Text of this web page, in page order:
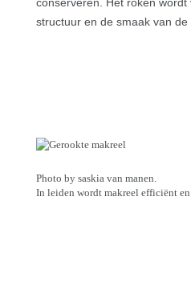
structuur en de smaak van de
Photo by saskia van manen.
In leiden wordt makreel efficiënt